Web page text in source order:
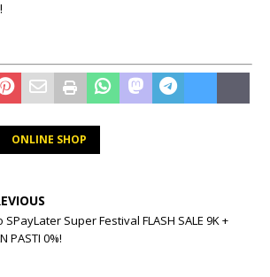
ONLINE SHOP
SPayLater Super Festival FLASH SALE 9K +
PASTI 0%!